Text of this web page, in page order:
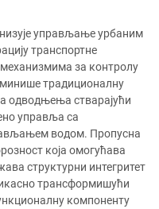
управљање урбаним
транспортне
за контролу
традиционалну
одводњења стварајући
управља са
водом. Пропусна
која омогућава
структурни интегритет
трансформишући
компоненту